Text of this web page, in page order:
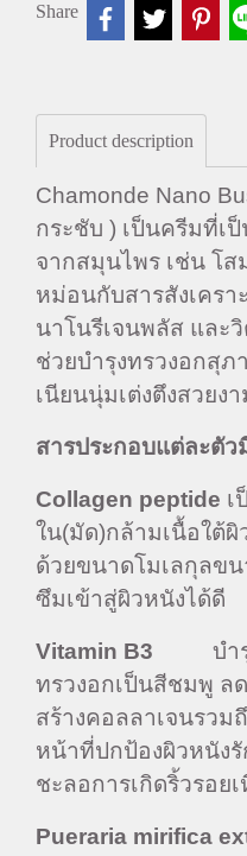
Share
Product description
Chamonde Nano
กระชับ ) เป็นครีมที่เ
จากสมุนไพร เช่น โส
หม่อนกับสารสังเคร
นาโนรีเจนพลัส แล
ช่วยบำรุงทรวงอกสุ
เนียนนุ่มเต่งตึงสวยง
สารประกอบแต่ละตั
Collagen peptide เ
ใน(มัด)กล้ามเนื้อใต้ผิ
ด้วยขนาดโมเลกุลข
ซึมเข้าสู่ผิวหนังได้ดี
Vitamin B3 บำ
ทรวงอกเป็นสีชมพู ล
สร้างคอลลาเจนรว
หน้าที่ปกป้องผิวหนัง
ชะลอการเกิดริ้วรอย
Pueraria mirifica